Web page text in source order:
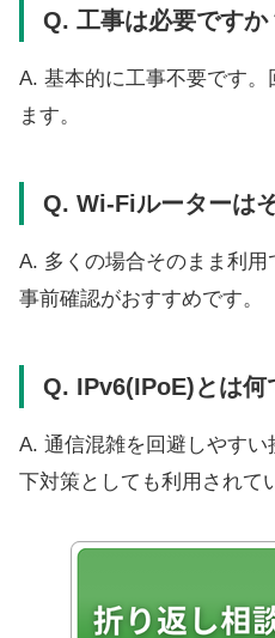
Q. 工事は必要ですか
A. 基本的に工事不要です
ます。
Q. Wi-Fiルーターは
A. 多くの場合そのまま利
事前確認がおすすめです。
Q. IPv6(IPoE)とは何
A. 通信混雑を回避しやす
下対策としても利用されて